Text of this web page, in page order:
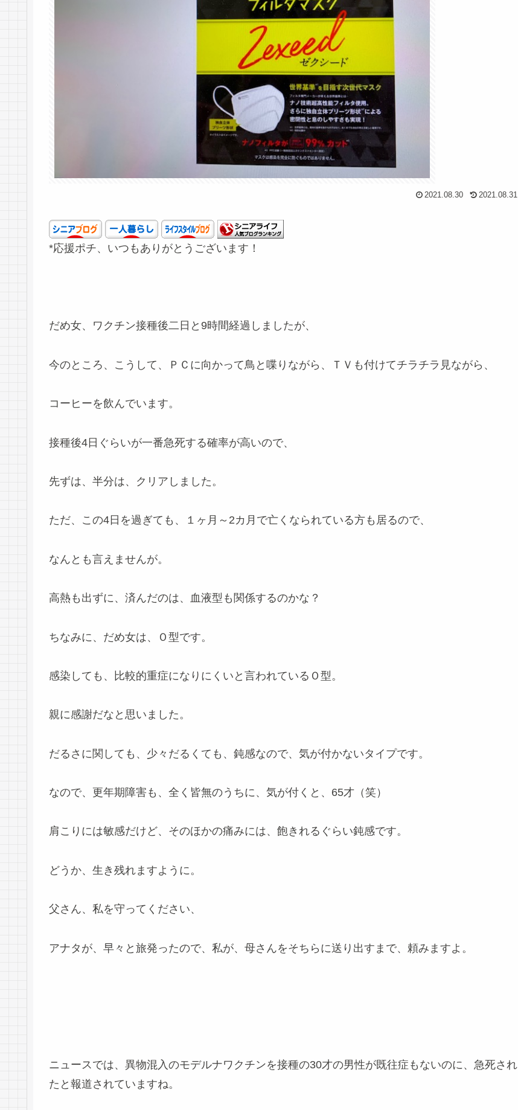
2021.08.30 2021.08.31
*応援ポチ、いつもありがとうございます！
だめ女、ワクチン接種後二日と9時間経過しましたが、
今のところ、こうして、ＰＣに向かって鳥と喋りながら、ＴＶも付けてチラチラ見ながら、
コーヒーを飲んでいます。
接種後4日ぐらいが一番急死する確率が高いので、
先ずは、半分は、クリアしました。
ただ、この4日を過ぎても、１ヶ月～2カ月で亡くなられている方も居るので、
なんとも言えませんが。
高熱も出ずに、済んだのは、血液型も関係するのかな？
ちなみに、だめ女は、Ｏ型です。
感染しても、比較的重症になりにくいと言われているＯ型。
親に感謝だなと思いました。
だるさに関しても、少々だるくても、鈍感なので、気が付かないタイプです。
なので、更年期障害も、全く皆無のうちに、気が付くと、65才（笑）
肩こりには敏感だけど、そのほかの痛みには、飽きれるぐらい鈍感です。
どうか、生き残れますように。
父さん、私を守ってください、
アナタが、早々と旅発ったので、私が、母さんをそちらに送り出すまで、頼みますよ。
ニュースでは、異物混入のモデルナワクチンを接種の30才の男性が既往症もないのに、急死され
たと報道されていますね。